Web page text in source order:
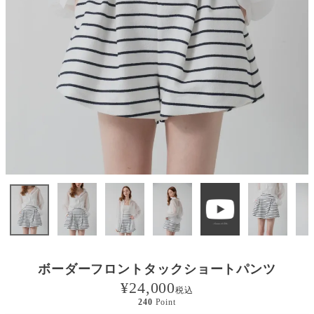
ボーダーフロントタックショートパンツ
¥24,000税込
240 Point